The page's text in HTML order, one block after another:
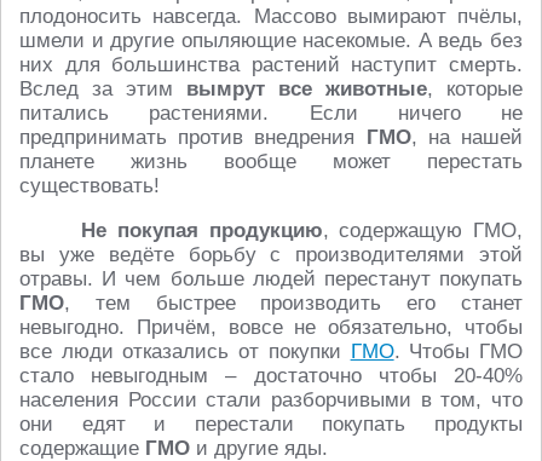
плодоносить навсегда. Массово вымирают пчёлы,
шмели и другие опыляющие насекомые. А ведь без
них для большинства растений наступит смерть.
Вслед за этим вымрут все животные, которые
питались растениями. Если ничего не
предпринимать против внедрения ГМО, на нашей
планете жизнь вообще может перестать
существовать!
Не покупая продукцию, содержащую ГМО,
вы уже ведёте борьбу с производителями этой
отравы. И чем больше людей перестанут покупать
ГМО, тем быстрее производить его станет
невыгодно. Причём, вовсе не обязательно, чтобы
все люди отказались от покупки ГМО. Чтобы ГМО
стало невыгодным – достаточно чтобы 20-40%
населения России стали разборчивыми в том, что
они едят и перестали покупать продукты
содержащие ГМО и другие яды.